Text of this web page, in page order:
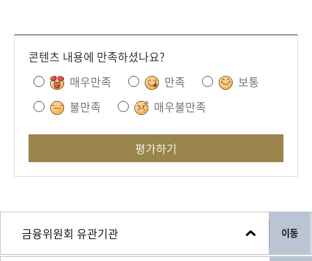
콘텐츠 내용에 만족하셨나요?
매우만족
만족
보통
불만족
매우불만족
평가하기
이동